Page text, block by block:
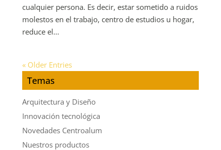
cualquier persona. Es decir, estar sometido a ruidos
molestos en el trabajo, centro de estudios u hogar,
reduce el...
« Older Entries
Temas
Arquitectura y Diseño
Innovación tecnológica
Novedades Centroalum
Nuestros productos